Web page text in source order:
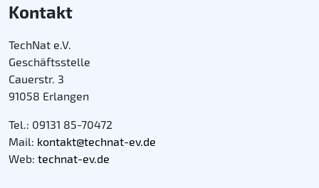
Kontakt
TechNat e.V.
Geschäftsstelle
Cauerstr. 3
91058 Erlangen
Tel.: 09131 85-70472
Mail: kontakt@technat-ev.de
Web: technat-ev.de